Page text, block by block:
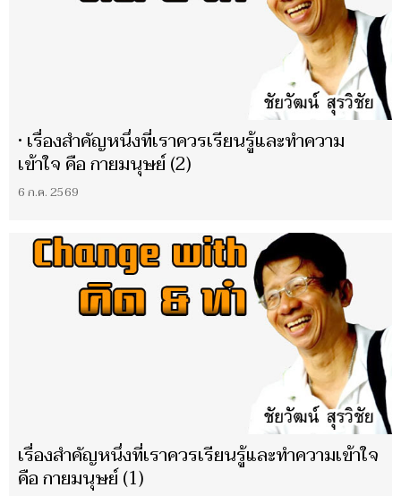
• เรื่องสำคัญหนึ่งที่เราควรเรียนรู้และทำความ
เข้าใจ คือ กายมนุษย์ (2)
6 ก.ค. 2569
เรื่องสำคัญหนึ่งที่เราควรเรียนรู้และทำความเข้าใจ
คือ กายมนุษย์ (1)